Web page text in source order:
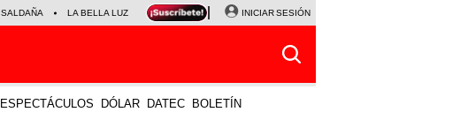
LA BELLA LUZ MAGALY MEDINA SINUANO RESULTADOS HOY
INICIAR SESIÓN
ESPECTÁCULOS DÓLAR DATEC BOLETÍN